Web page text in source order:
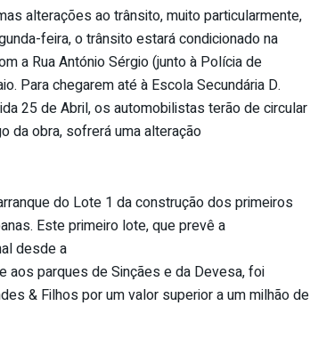
alterações ao trânsito, muito particularmente,
feira, o trânsito estará condicionado na
a Rua António Sérgio (junto à Polícia de
Para chegarem até à Escola Secundária D.
25 de Abril, os automobilistas terão de circular
da obra, sofrerá uma alteração
do Lote 1 da construção dos primeiros
Este primeiro lote, que prevê a
desde a
aos parques de Sinçães e da Devesa, foi
& Filhos por um valor superior a um milhão de